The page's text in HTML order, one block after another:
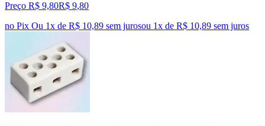
Preço R$ 9,80R$ 9,80
no Pix Ou 1x de R$ 10,89 sem jurosou 1x de R$ 10,89 sem juros